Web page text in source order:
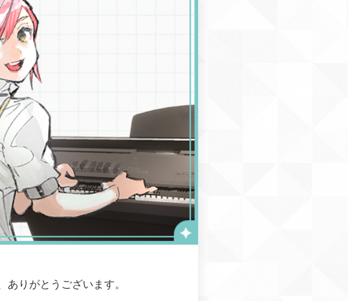
ありがとうございます。